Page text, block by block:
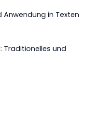
Anwendung in Texten
Traditionelles und